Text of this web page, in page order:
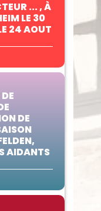
... , À
LE 30
24 AOUT
DE
AIDANTS